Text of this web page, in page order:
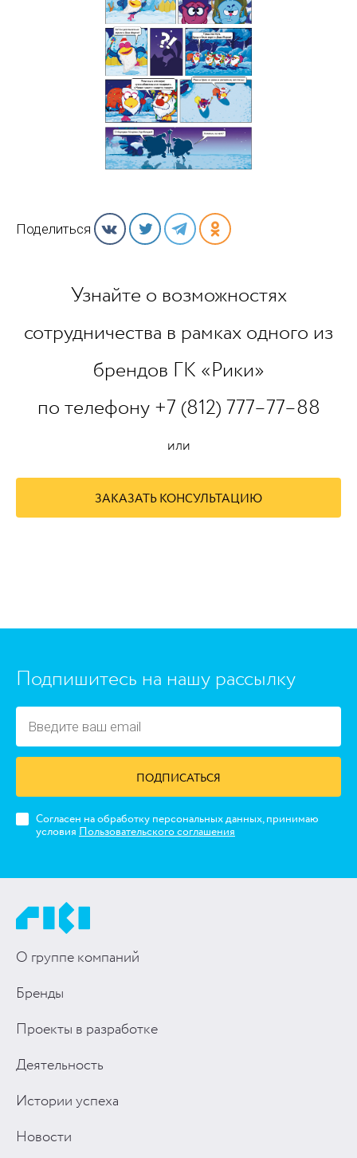
Поделиться
Узнайте о возможностях
сотрудничества в рамках одного из
брендов ГК «Рики»
по телефону +7 (812) 777–77–88
или
ЗАКАЗАТЬ КОНСУЛЬТАЦИЮ
Подпишитесь на нашу рассылку
ПОДПИСАТЬСЯ
Согласен на обработку персональных данных, принимаю
условия Пользовательского соглашения
О группе компаний
Бренды
Проекты в разработке
Деятельность
Истории успеха
Новости